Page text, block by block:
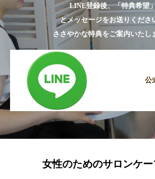
LINE登録後、「特典希望
とメッセージをお送りくださ
ささやかな特典をご案内いたし
公
女性のためのサロンケ